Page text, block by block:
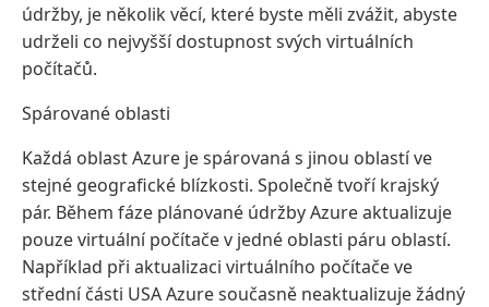
údržby, je několik věcí, které byste měli zvážit, abyste
udrželi co nejvyšší dostupnost svých virtuálních
počítačů.
Spárované oblasti
Každá oblast Azure je spárovaná s jinou oblastí ve
stejné geografické blízkosti. Společně tvoří krajský
pár. Během fáze plánované údržby Azure aktualizuje
pouze virtuální počítače v jedné oblasti páru oblastí.
Například při aktualizaci virtuálního počítače ve
střední části USA Azure současně neaktualizuje žádný